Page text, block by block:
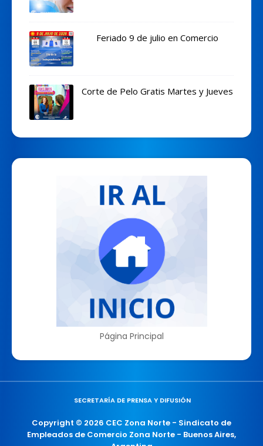
Feriado 9 de julio en Comercio
Corte de Pelo Gratis Martes y Jueves
Página Principal
SECRETARÍA DE PRENSA Y DIFUSIÓN
Copyright © 2026 CEC Zona Norte - Sindicato de
Empleados de Comercio Zona Norte - Buenos Aires,